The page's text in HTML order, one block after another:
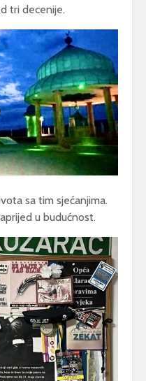
tri decenije.
sa tim sjećanjima.
u budućnost.